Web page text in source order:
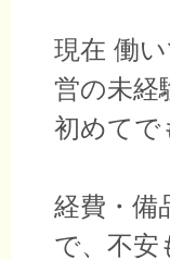
現在 働
営の未経
初めてで
経費・備
で、不安